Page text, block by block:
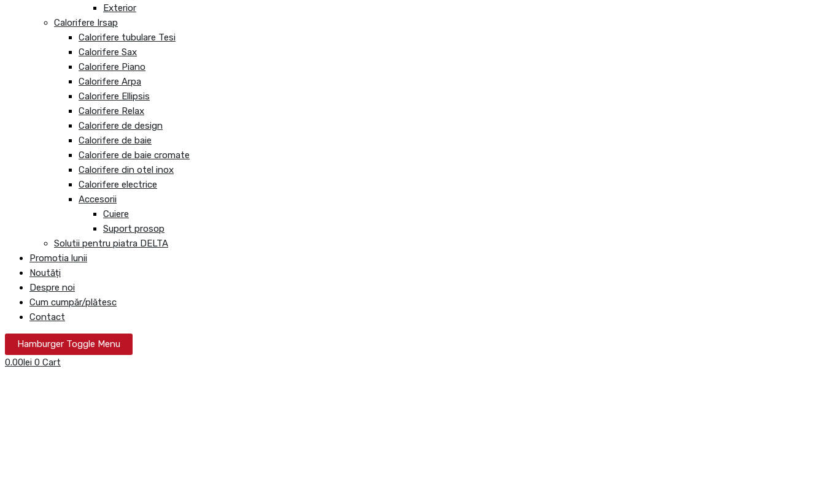
Exterior
Calorifere Irsap
Calorifere tubulare Tesi
Calorifere Sax
Calorifere Piano
Calorifere Arpa
Calorifere Ellipsis
Calorifere Relax
Calorifere de design
Calorifere de baie
Calorifere de baie cromate
Calorifere din otel inox
Calorifere electrice
Accesorii
Cuiere
Suport prosop
Solutii pentru piatra DELTA
Promotia lunii
Noutăți
Despre noi
Cum cumpăr/plătesc
Contact
Hamburger Toggle Menu
0.00lei 0 Cart